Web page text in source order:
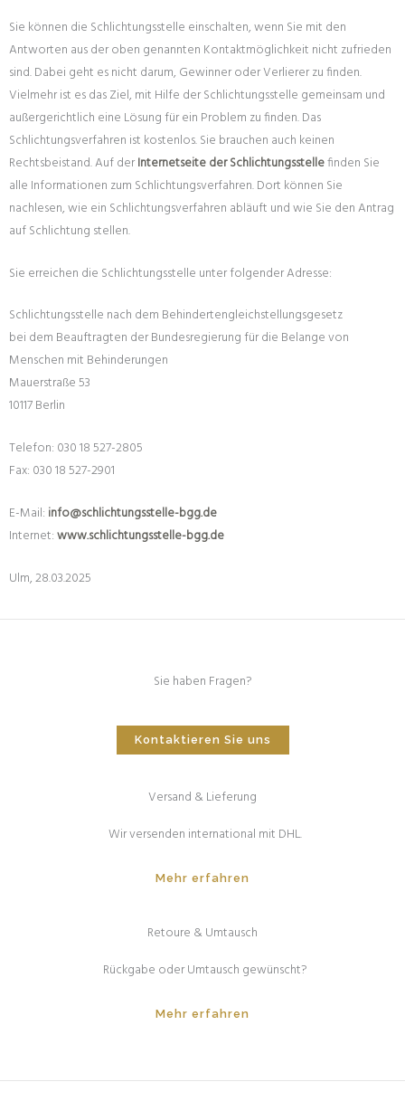
Sie können die Schlichtungsstelle einschalten, wenn Sie mit den
Antworten aus der oben genannten Kontaktmöglichkeit nicht zufrieden
sind. Dabei geht es nicht darum, Gewinner oder Verlierer zu finden.
Vielmehr ist es das Ziel, mit Hilfe der Schlichtungsstelle gemeinsam und
außergerichtlich eine Lösung für ein Problem zu finden. Das
Schlichtungsverfahren ist kostenlos. Sie brauchen auch keinen
Rechtsbeistand. Auf derInternetseite der Schlichtungsstellefinden Sie
alle Informationen zum Schlichtungsverfahren. Dort können Sie
nachlesen, wie ein Schlichtungsverfahren abläuft und wie Sie den Antrag
auf Schlichtung stellen.
Sie erreichen die Schlichtungsstelle unter folgender Adresse:
Schlichtungsstelle nach dem Behindertengleichstellungsgesetz
bei dem Beauftragten der Bundesregierung für die Belange von
Menschen mit Behinderungen
Mauerstraße 53
10117 Berlin
Telefon: 030 18 527-2805
Fax: 030 18 527-2901
E-Mail: info@schlichtungsstelle-bgg.de
Internet:www.schlichtungsstelle-bgg.de
Ulm, 28.03.2025
Sie haben Fragen?
Kontaktieren Sie uns
Versand & Lieferung
Wir versenden international mit DHL.
Mehr erfahren
Retoure & Umtausch
Rückgabe oder Umtausch gewünscht?
Mehr erfahren